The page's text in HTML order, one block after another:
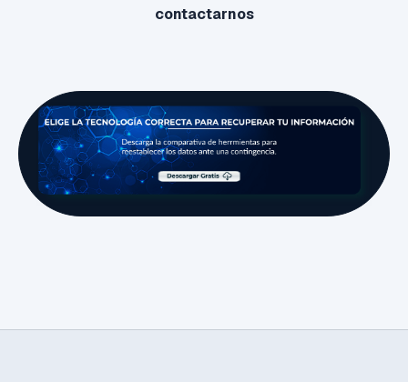
contactarnos